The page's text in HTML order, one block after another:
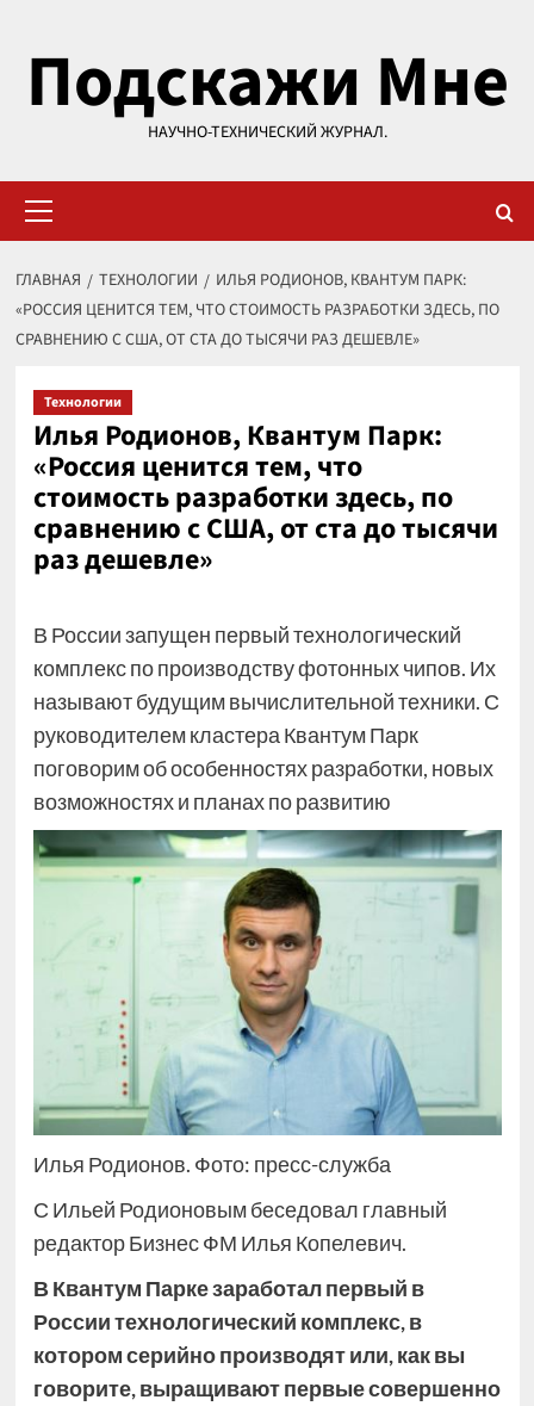
содержимому
Подскажи Мне
НАУЧНО-ТЕХНИЧЕСКИЙ ЖУРНАЛ.
меню
ГЛАВНАЯ ТЕХНОЛОГИИ
ИЛЬЯ РОДИОНОВ, КВАНТУМ ПАРК:
«РОССИЯ ЦЕНИТСЯ ТЕМ, ЧТО СТОИМОСТЬ РАЗРАБОТКИ ЗДЕСЬ, ПО
СРАВНЕНИЮ С США, ОТ СТА ДО ТЫСЯЧИ РАЗ ДЕШЕВЛЕ»
Технологии
Илья Родионов, Квантум Парк:
«Россия ценится тем, что
стоимость разработки здесь, по
сравнению с США, от ста до тысячи
раз дешевле»
В России запущен первый технологический
комплекс по производству фотонных чипов. Их
называют будущим вычислительной техники. С
руководителем кластера Квантум Парк
поговорим об особенностях разработки, новых
возможностях и планах по развитию
Илья Родионов. Фото: пресс-служба
С Ильей Родионовым беседовал главный
редактор Бизнес ФМ Илья Копелевич.
В Квантум Парке заработал первый в
России технологический комплекс, в
котором серийно производят или, как вы
говорите, выращивают первые совершенно